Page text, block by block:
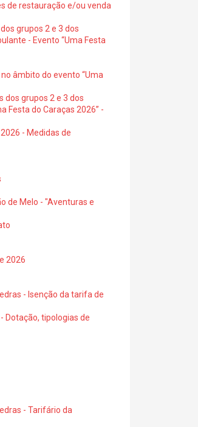
de restauração e/ou venda
grupos 2 e 3 dos
- Evento “Uma Festa
âmbito do evento “Uma
dos grupos 2 e 3 dos
Festa do Caraças 2026” -
- Medidas de
de Melo - "Aventuras e
2026
- Isenção da tarifa de
Dotação, tipologias de
- Tarifário da